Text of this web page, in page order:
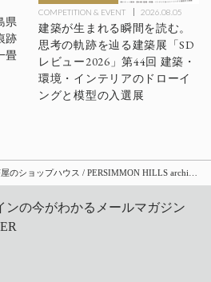
県
跡
畳
COMPETITION & EVENT 2026.08.05
建築が生まれる瞬間を読む。
思考の軌跡を辿る建築展「SD
レビュー2026」第44回 建築・
環境・インテリアのドローイ
ングと模型の入選展
ンの今がわかるメールマガジン